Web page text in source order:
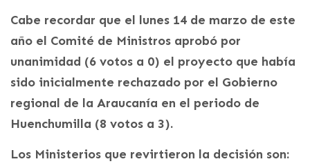
Cabe recordar que el lunes 14 de marzo de este
año el Comité de Ministros aprobó por
unanimidad (6 votos a 0) el proyecto que había
sido inicialmente rechazado por el Gobierno
regional de la Araucanía en el periodo de
Huenchumilla (8 votos a 3).
Los Ministerios que revirtieron la decisión son: